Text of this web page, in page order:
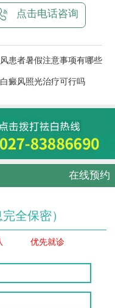
点击电话咨询
患者暑假注意事项有哪些
癜风照光治疗可行吗
在线预约
全保密）
优先就诊